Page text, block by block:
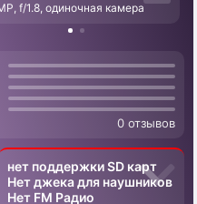
f/1.8, одиночная камера
0 отзывов
нет поддержки SD карт
Нет джека для наушников
Нет FM Радио